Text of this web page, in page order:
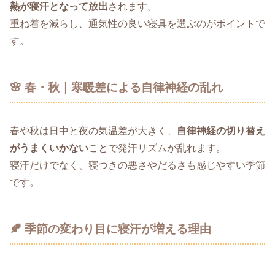
熱が寝汗となって放出されます。
重ね着を減らし、通気性の良い寝具を選ぶのがポイントで
す。
🌸 春・秋｜寒暖差による自律神経の乱れ
春や秋は日中と夜の気温差が大きく、
自律神経の切り替え
がうまくいかないことで発汗リズムが乱れます。
寝汗だけでなく、寝つきの悪さやだるさも感じやすい季節
です。
🍂 季節の変わり目に寝汗が増える理由